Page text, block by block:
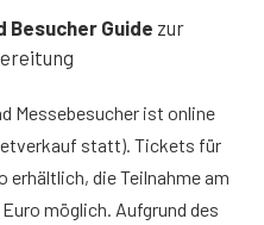
Besucher Guide zur
Messebesucher ist online
statt). Tickets für
erhältlich, die Teilnahme am
möglich. Aufgrund des